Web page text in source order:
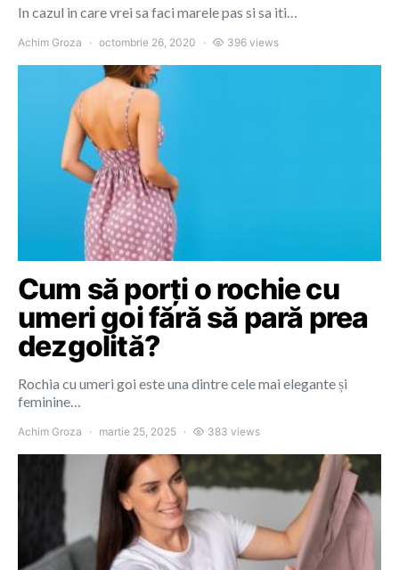
In cazul in care vrei sa faci marele pas si sa iti…
Achim Groza octombrie 26, 2020 396 views
Cum să porți o rochie cu
umeri goi fără să pară prea
dezgolită?
Rochia cu umeri goi este una dintre cele mai elegante și
feminine…
Achim Groza martie 25, 2025 383 views